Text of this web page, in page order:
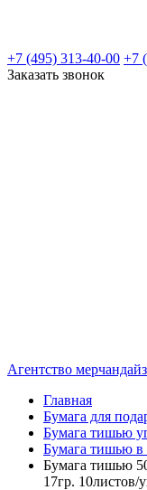
+7 (495) 313-40-00 +7
Заказать звонок
Агентство
Главная
Бумага для
Бумага тишью
Бумага тишью в
Бумага тишью
17гр. 10листов/